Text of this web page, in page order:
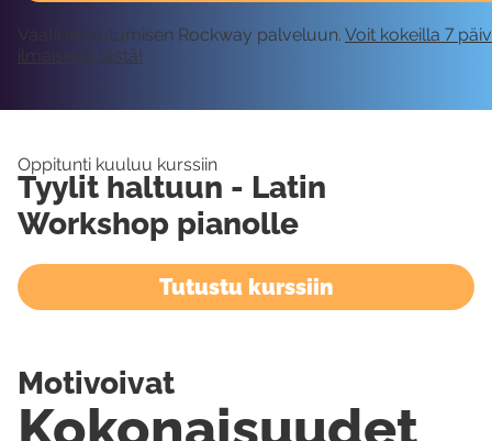
Vaatii kirjautumisen Rockway palveluun. Voit kokeilla 7
ilmaiseksi tästä!
Oppitunti kuuluu kurssiin
Tyylit haltuun - Latin
Workshop pianolle
Tutustu kurssiin
Motivoivat